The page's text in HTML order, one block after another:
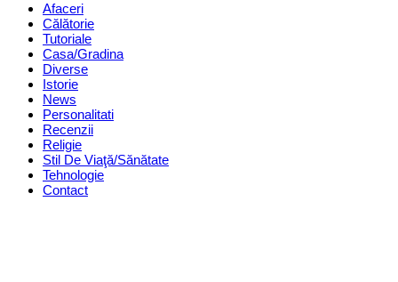
Afaceri
Călătorie
Tutoriale
Casa/Gradina
Diverse
Istorie
News
Personalitati
Recenzii
Religie
Stil De Viaţă/Sănătate
Tehnologie
Contact